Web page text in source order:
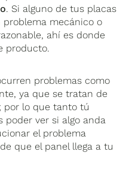
. Si alguno de tus placas
mecánico o
ahí es donde
producto.
problemas como
ya que se tratan de
por lo que tanto tú
poder ver si algo anda
el problema
que el panel llega a tu